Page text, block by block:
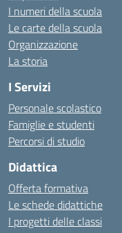
I numeri della scuola
Le carte della scuola
Organizzazione
La storia
I Servizi
Personale scolastico
Famiglie e studenti
Percorsi di studio
Didattica
Offerta formativa
Le schede didattiche
I progetti delle classi